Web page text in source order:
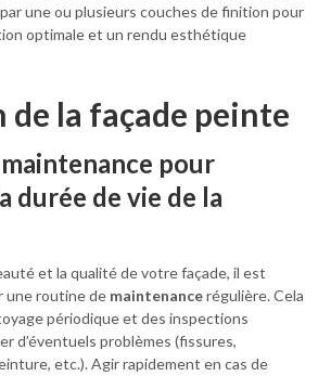
une ou plusieurs couches de finition pour
optimale et un rendu esthétique
la façade peinte
pour
durée de vie de la
et la qualité de votre façade, il est
une routine de maintenancerégulière. Cela
périodique et des inspections
d’éventuels problèmes (fissures,
etc.). Agir rapidement en cas de